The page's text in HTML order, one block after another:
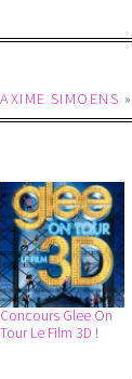
SIMOENS »
Concours Glee On
Tour Le Film 3D !